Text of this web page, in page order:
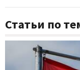
Статьи по